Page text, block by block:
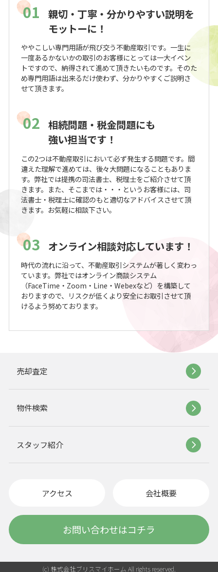
01
親切・丁寧・分かりやすい説明を
モットーに！
ややこしい専門用語が飛び交う不動産取引です。一生に
一度あるかないかの取引のお客様にとっては一大イベン
トですので、納得されて進めて頂きたいものです。そのた
め専門用語は出来るだけ使わず、分かりやすくご説明さ
せて頂きます。
02 相続問題・税金問題にも
強い担当です！
この2つは不動産取引において必ず発生する問題です。間
違えた理解で進めては、後々大問題になることもありま
す。弊社では提携の司法書士、税理士をご紹介させて頂
きます。また、そこまでは・・・というお客様には、司
法書士・税理士に確認のもと適切なアドバイスさせて頂
きます。お気軽に相談下さい。
03 オンライン相談対応しています！
時代の流れに沿って、不動産取引システムが著しく変わっ
ています。弊社ではオンライン商談システム
（FaceTime・Zoom・Line・Webexなど）を構築して
おりますので、リスクが低くより安全にお取引させて頂
けるよう努めております。
売却査定
物件検索
スタッフ紹介
アクセス 会社概要
お問い合わせはコチラ
(c) 株式会社ブリスマイホーム All rights reserved.